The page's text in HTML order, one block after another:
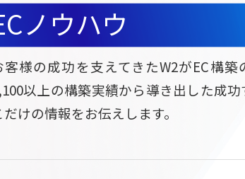
を実現する
ECサイト構築 BtoB向けECサイト構築
W2Commerce
れる理由 開発力/支援体制
導入企業インタビュー
お役立ち資料
ノウハウ
客様の成功を支えてきたW2がEC構築
以上の構築実績から導き出した成
だけの情報をお伝えします。